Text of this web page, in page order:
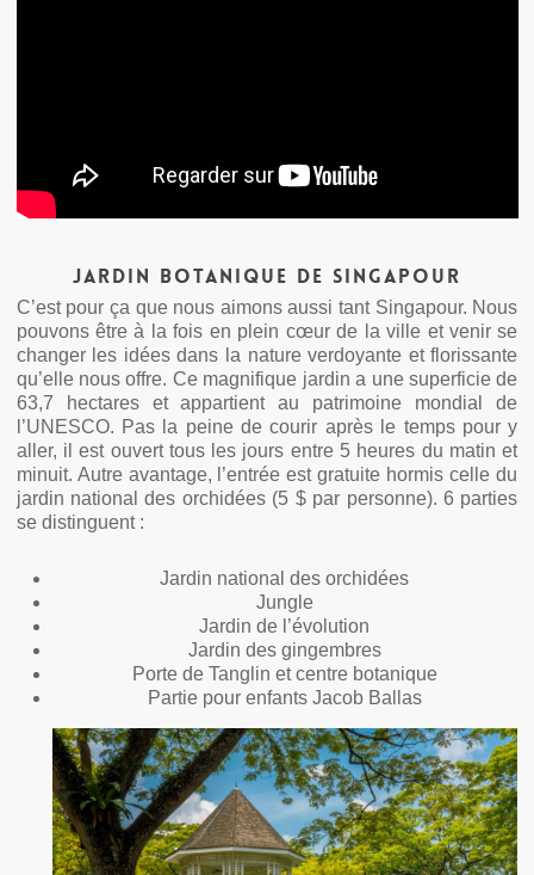
Jardin botanique de Singapour
C’est pour ça que nous aimons aussi tant Singapour. Nous
pouvons être à la fois en plein cœur de la ville et venir se
changer les idées dans la nature verdoyante et florissante
qu’elle nous offre. Ce magnifique jardin a une superficie de
63,7 hectares et appartient au patrimoine mondial de
l’UNESCO. Pas la peine de courir après le temps pour y
aller, il est ouvert tous les jours entre 5 heures du matin et
minuit. Autre avantage, l’entrée est gratuite hormis celle du
jardin national des orchidées (5 $ par personne). 6 parties
se distinguent :
Jardin national des orchidées
Jungle
Jardin de l’évolution
Jardin des gingembres
Porte de Tanglin et centre botanique
Partie pour enfants Jacob Ballas